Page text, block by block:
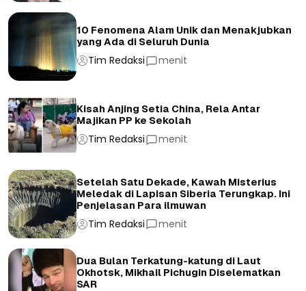
10 Fenomena Alam Unik dan Menakjubkan
yang Ada di Seluruh Dunia
Tim Redaksi menit
Kisah Anjing Setia China, Rela Antar
Majikan PP ke Sekolah
Tim Redaksi menit
Setelah Satu Dekade, Kawah Misterius
Meledak di Lapisan Siberia Terungkap. Ini
Penjelasan Para ilmuwan
Tim Redaksi menit
Dua Bulan Terkatung-katung di Laut
Okhotsk, Mikhail Pichugin Diselematkan
SAR